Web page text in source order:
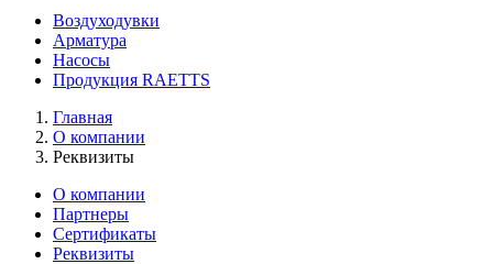
Воздуходувки
Арматура
Насосы
Продукция RAETTS
Главная
О компании
Реквизиты
О компании
Партнеры
Сертификаты
Реквизиты